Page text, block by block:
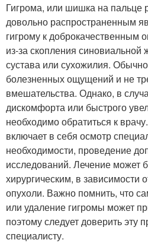
Гигрома, или шишка на пальце
довольно распространенным
гигрому к доброкачественным
из-за скопления синовиальной
сустава или сухожилия.
болезненных ощущений и не
вмешательства. Однако, в
дискомфорта или быстрого
необходимо обратиться к
включает в себя осмотр
необходимости, проведение
исследований. Лечение может
хирургическим, в зависимости
опухоли. Важно помнить, что
или удаление гигромы может
поэтому следует доверить эту
специалисту.